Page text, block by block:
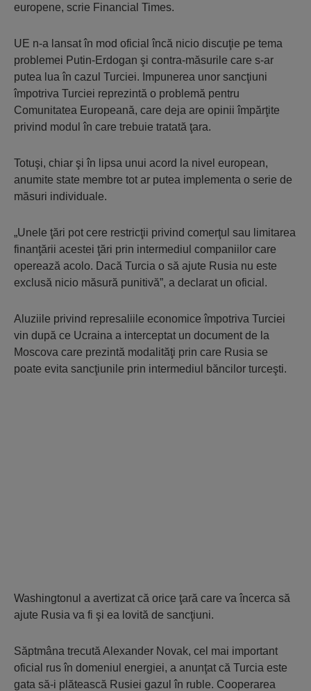
europene, scrie Financial Times.
UE n-a lansat în mod oficial încă nicio discuţie pe tema
problemei Putin-Erdogan şi contra-măsurile care s-ar
putea lua în cazul Turciei. Impunerea unor sancţiuni
împotriva Turciei reprezintă o problemă pentru
Comunitatea Europeană, care deja are opinii împărţite
privind modul în care trebuie tratată ţara.
Totuşi, chiar şi în lipsa unui acord la nivel european,
anumite state membre tot ar putea implementa o serie de
măsuri individuale.
„Unele ţări pot cere restricţii privind comerţul sau limitarea
finanţării acestei ţări prin intermediul companiilor care
operează acolo. Dacă Turcia o să ajute Rusia nu este
exclusă nicio măsură punitivă”, a declarat un oficial.
Aluziile privind represaliile economice împotriva Turciei
vin după ce Ucraina a interceptat un document de la
Moscova care prezintă modalităţi prin care Rusia se
poate evita sancţiunile prin intermediul băncilor turceşti.
Washingtonul a avertizat că orice ţară care va încerca să
ajute Rusia va fi şi ea lovită de sancţiuni.
Săptmâna trecută Alexander Novak, cel mai important
oficial rus în domeniul energiei, a anunţat că Turcia este
gata să-i plătească Rusiei gazul în ruble. Cooperarea